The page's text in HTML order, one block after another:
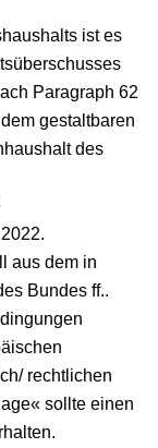
ist es
Paragraph 62
gestaltbaren
des
aus dem in
Bundes ff..
rechtlichen
sollte einen